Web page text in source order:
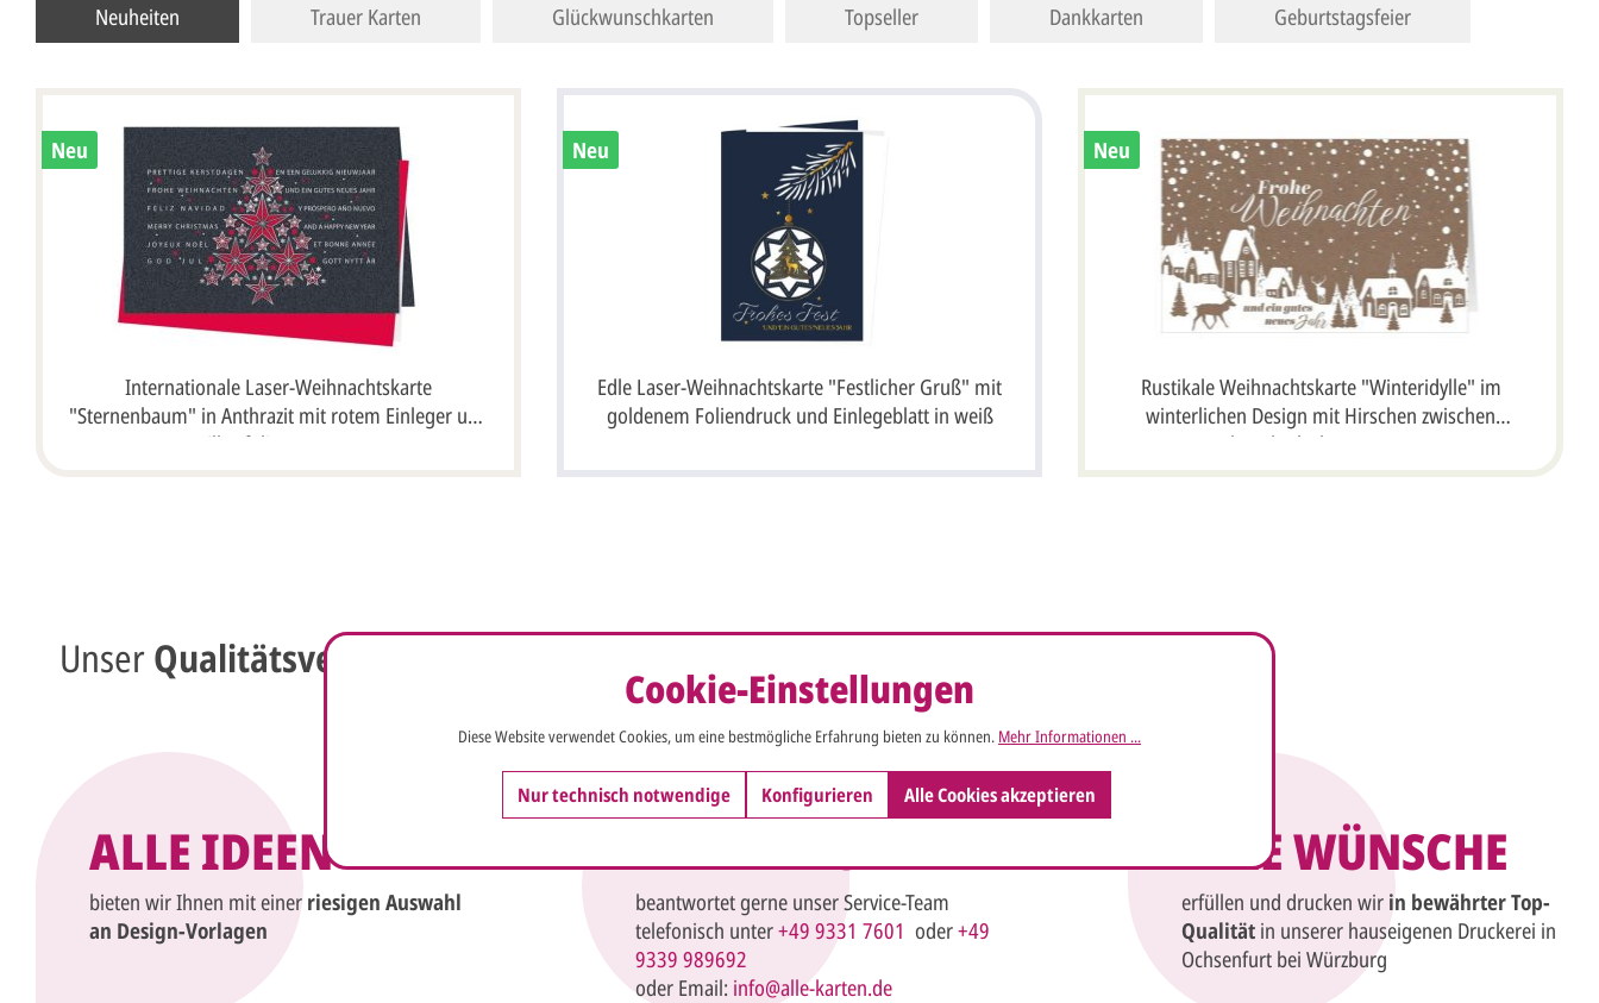
Neuheiten Trauer Karten Glückwunschkarten Topseller Dankkarten Geburtstagsfeier
Neu
Internationale Laser-Weihnachtskarte
"Sternenbaum" in Anthrazit mit rotem Einleger und
Silberfolienprägung
Neu
Edle Laser-Weihnachtskarte "Festlicher Gruß" mit
goldenem Foliendruck und Einlegeblatt in weiß
Neu
Rustikale Weihnachtskarte "Winteridylle" im
winterlichen Design mit Hirschen zwischen
schneebedeckten Häusern
UnserQualitätsversprechen
ALLE IDEEN
bieten wir Ihnen mit einer riesigen Auswahl
an Design-Vorlagen
ALLE FRAGEN
beantwortet gerne unser Service-Team
telefonisch unter+49 9331 7601 oder+49
9339 989692
oder Email: info@alle-karten.de
ALLE WÜNSCHE
erfüllen und drucken wir in bewährter Top-
Qualität in unserer hauseigenen Druckerei in
Ochsenfurt bei Würzburg
Cookie-Einstellungen
Diese Website verwendet Cookies, um eine bestmögliche Erfahrung bieten zu können. Mehr Informationen ...
Nur technisch notwendige Konfigurieren Alle Cookies akzeptieren